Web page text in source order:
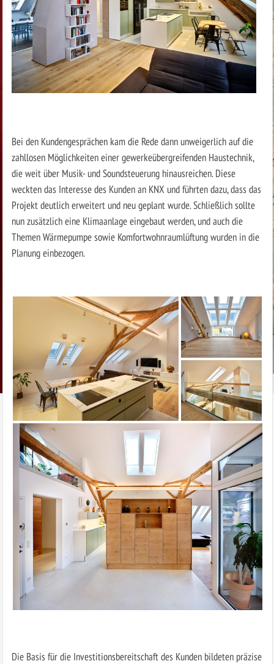
Bei den Kundengesprächen kam die Rede dann unweigerlich auf die
zahllosen Möglichkeiten einer gewerkeübergreifenden Haustechnik,
die weit über Musik- und Soundsteuerung hinausreichen. Diese
weckten das Interesse des Kunden an KNX und führten dazu, dass das
Projekt deutlich erweitert und neu geplant wurde. Schließlich sollte
nun zusätzlich eine Klimaanlage eingebaut werden, und auch die
Themen Wärmepumpe sowie Komfortwohnraumlüftung wurden in die
Planung einbezogen.
Die Basis für die Investitionsbereitschaft des Kunden bildeten präzise